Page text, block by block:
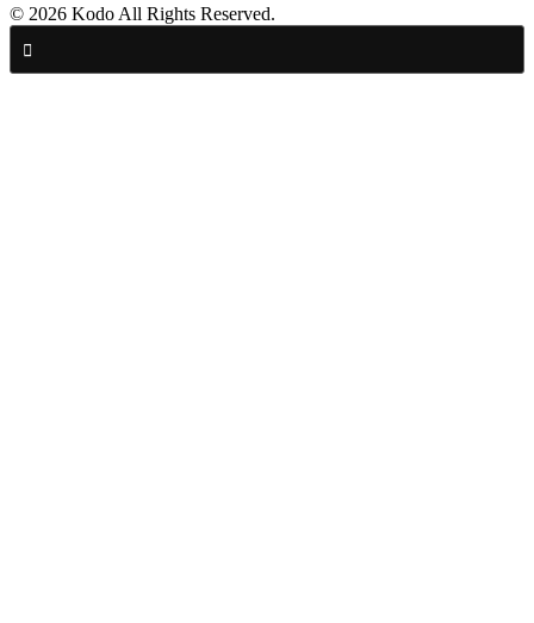
© 2026 Kodo All Rights Reserved.